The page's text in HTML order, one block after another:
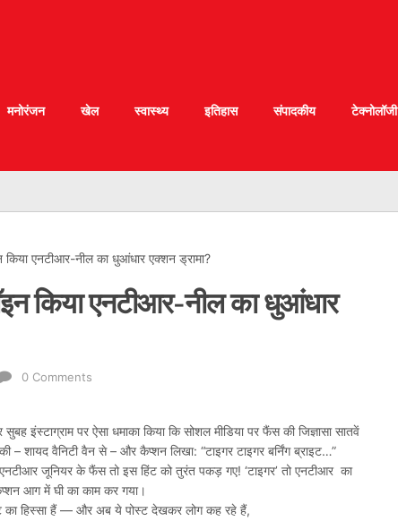
मनोरंजन खेल स्वास्थ्य इतिहास संपादकीय टेक्नोलॉजी
एनटीआर-नील का धुआंधार एक्शन ड्रामा?
किया एनटीआर-नील का धुआंधार
0 Comments
इंस्टाग्राम पर ऐसा धमाका किया कि सोशल मीडिया पर फैंस की जिज्ञासा सातवें
शायद वैनिटी वैन से – और कैप्शन लिखा: “टाइगर टाइगर बर्निंग ब्राइट…”
जूनियर के फैंस तो इस हिंट को तुरंत पकड़ गए! ‘टाइगर’ तो एनटीआर का
आग में घी का काम कर गया।
का हिस्सा हैं — और अब ये पोस्ट देखकर लोग कह रहे हैं,